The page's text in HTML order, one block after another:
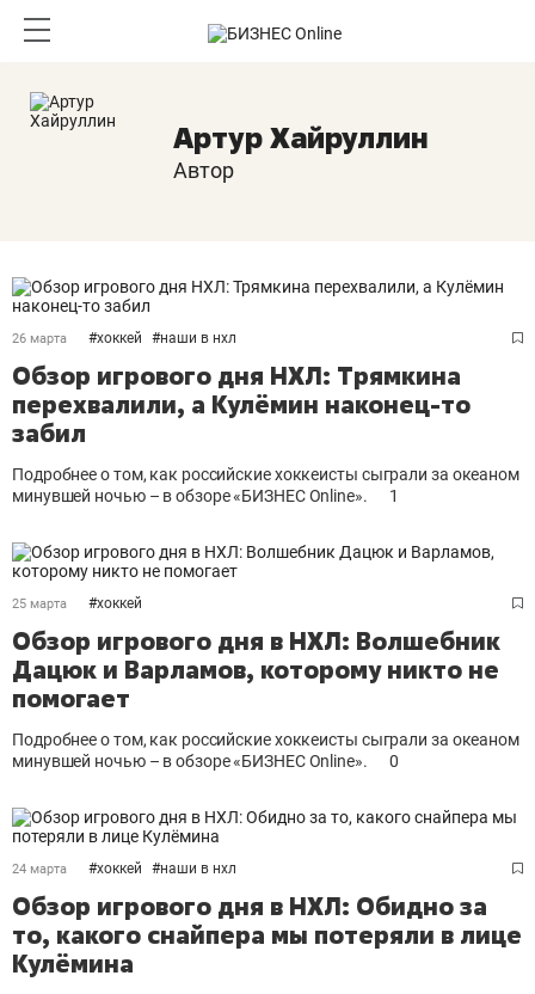
Артур Хайруллин
Автор
26 марта #хоккей #наши в нхл
Обзор игрового дня НХЛ: Трямкина
перехвалили, а Кулёмин наконец-то
забил
Подробнее о том, как российские хоккеисты сыграли за океаном
минувшей ночью – в обзоре «БИЗНЕС Online».
1
25 марта #хоккей
Обзор игрового дня в НХЛ: Волшебник
Дацюк и Варламов, которому никто не
помогает
Подробнее о том, как российские хоккеисты сыграли за океаном
минувшей ночью – в обзоре «БИЗНЕС Online».
0
24 марта #хоккей #наши в нхл
Обзор игрового дня в НХЛ: Обидно за
то, какого снайпера мы потеряли в лице
Кулёмина